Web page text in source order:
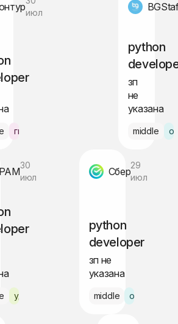
июл
гибрид Екатеринбург
python
зп
не
указана
middle
30
июл
удалённо
Сбер
29
июл
python
developer
зп не
указана
middle офис